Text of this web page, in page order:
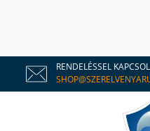
RENDELÉSSEL